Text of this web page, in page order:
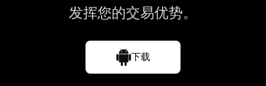
发挥您的交易优势。
下载